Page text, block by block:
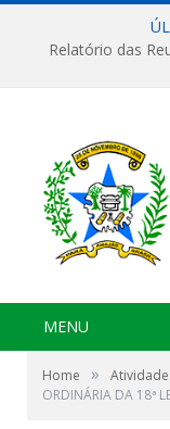
Relatório das
MENU
Home »
ORDINÁRIA DA 18ª